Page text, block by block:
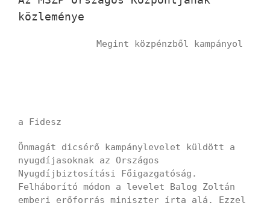
közleménye
Megint közpénzből kampányol
a Fidesz
Önmagát dicsérő kampánylevelet küldött a
nyugdíjasoknak az Országos
Nyugdíjbiztosítási Főigazgatóság.
Felháborító módon a levelet Balog Zoltán
emberi erőforrás miniszter írta alá. Ezzel